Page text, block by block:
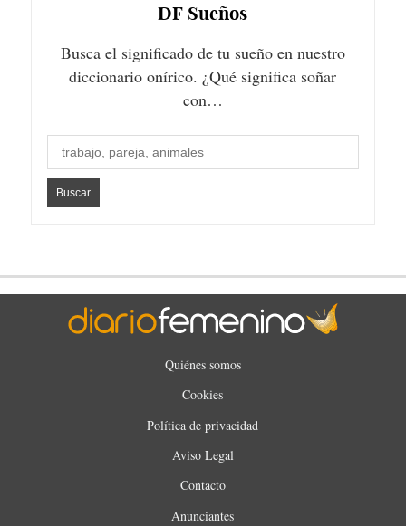
DF Sueños
Busca el significado de tu sueño en nuestro
diccionario onírico. ¿Qué significa soñar
con…
Quiénes somos
Cookies
Política de privacidad
Aviso Legal
Contacto
Anunciantes